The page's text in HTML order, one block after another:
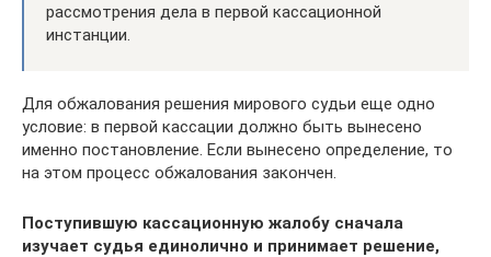
рассмотрения дела в первой кассационной
инстанции.
Для обжалования решения мирового судьи еще одно
условие: в первой кассации должно быть вынесено
именно постановление. Если вынесено определение, то
на этом процесс обжалования закончен.
Поступившую кассационную жалобу сначала
изучает судья единолично и принимает решение,